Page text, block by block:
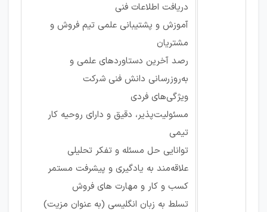
دریافت اطلاعات فنی
آموزش و پشتیبانی علمی تیم فروش و
مشتریان
رصد آخرین دستاوردهای علمی و
به‌روزرسانی دانش فنی شرکت
ویژگی‌های فردی
مسئولیت‌پذیر، دقیق و دارای روحیه کار
تیمی
توانایی حل مسئله و تفکر تحلیلی
علاقه‌مند به یادگیری و پیشرفت مستمر
کسب و کار و مهارت های فروش
تسلط به زبان انگلیسی (به عنوان مزیت)